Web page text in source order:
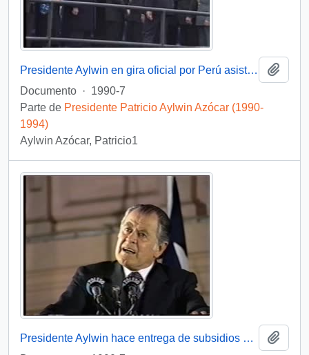
Presidente Aylwin en gira oficial por Perú asiste a ceremonia militar con motivo del cambio de mando presidencial: video
Documento · 1990-7
Parte de Presidente Patricio Aylwin Azócar (1990-
1994)
Aylwin Azócar, Patricio1
Presidente Aylwin hace entrega de subsidios habitacionales : video